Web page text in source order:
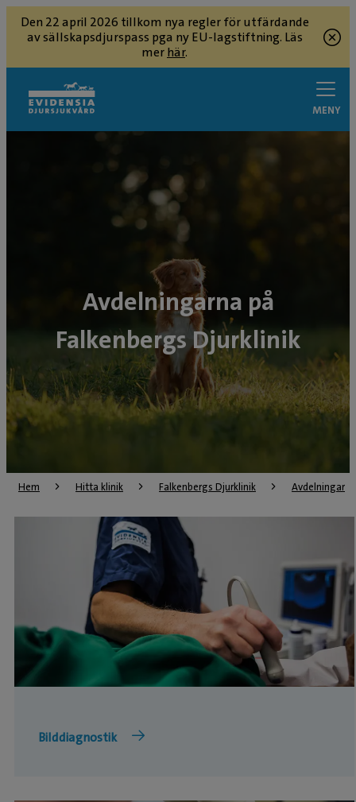
Den 22 april 2026 tillkom nya regler för utfärdande
av sällskapsdjurspass pga ny EU-lagstiftning. Läs
merhär.
MENY
Avdelningarna på
Falkenbergs Djurklinik
Hem Hitta klinik Falkenbergs Djurklinik Avdelningar
Bilddiagnostik